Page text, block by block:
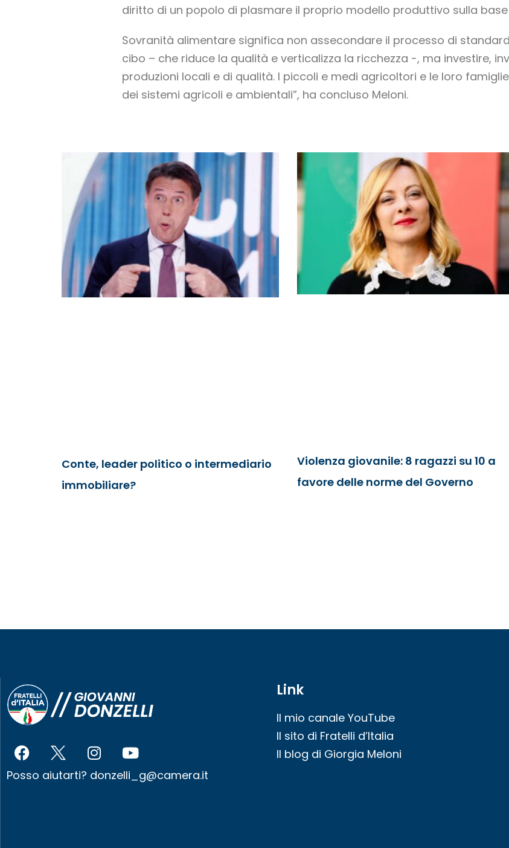
diritto di un popolo di plasmare il proprio modello produttivo sulla
Sovranità alimentare significa non assecondare il processo di
cibo – che riduce la qualità e verticalizza la ricchezza -, ma investire,
produzioni locali e di qualità. I piccoli e medi agricoltori e le loro
dei sistemi agricoli e ambientali”, ha concluso Meloni.
Conte, leader politico o intermediario
immobiliare?
Violenza giovanile: 8 ragazzi su 10 a
favore delle norme del Governo
Posso aiutarti? donzelli_g@camera.it
Link
Il mio canale YouTube
Il sito di Fratelli d’Italia
Il blog di Giorgia Meloni